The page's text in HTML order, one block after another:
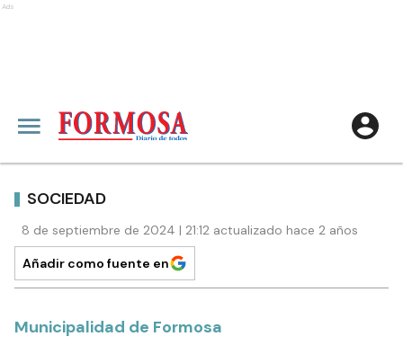
Ads
SOCIEDAD
8 de septiembre de 2024 | 21:12 actualizado hace 2 años
Añadir como fuente en
Municipalidad de Formosa